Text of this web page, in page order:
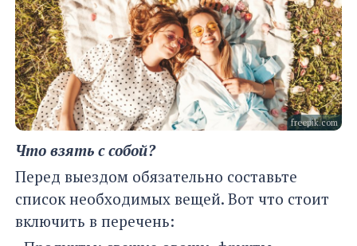
freepik.com
Что взять с собой?
Перед выездом обязательно составьте
список необходимых вещей. Вот что стоит
включить в перечень: